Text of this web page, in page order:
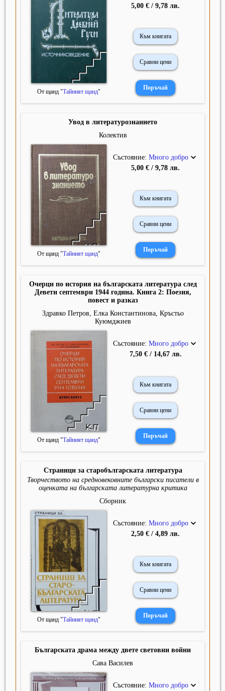
От щанд "Тайният щанд"
5,00 € / 9,78 лв.
Към книгата
Сравни цени
Увод в литературознанието
Колектив
От щанд "Тайният щанд"
Състояние: Много добро
5,00 € / 9,78 лв.
Към книгата
Сравни цени
Очерци по история на българската литература след
Девети септември 1944 година. Книга 2: Поезия,
повест и разказ
Здравко Петров, Елка Константинова, Кръстьо
Куюмджиев
От щанд "Тайният щанд"
Състояние: Много добро
7,50 € / 14,67 лв.
Към книгата
Сравни цени
Страници за старобългарската литература
Творчеството на средновековните български писатели в
оценката на българската литературна критика
Сборник
От щанд "Тайният щанд"
Състояние: Много добро
2,50 € / 4,89 лв.
Към книгата
Сравни цени
Българската драма между двете световни войни
Сава Василев
Състояние: Много добро